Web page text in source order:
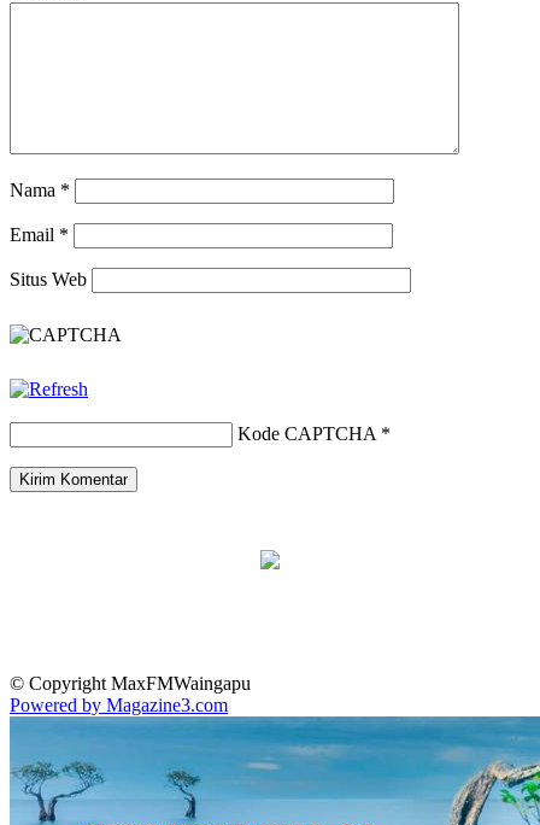
Nama *
Email *
Situs Web
Kode CAPTCHA *
© Copyright MaxFMWaingapu
Powered by Magazine3.com